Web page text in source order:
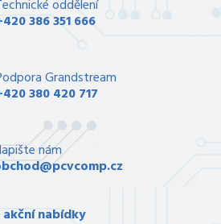
oddělení
386 351 666
Grandstream
380 420 717
nám
nabídky